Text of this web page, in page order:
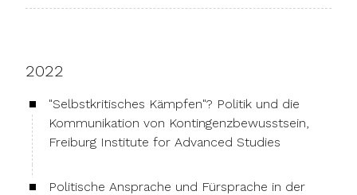
2022
"Selbstkritisches Kämpfen"? Politik und die
Kommunikation von Kontingenzbewusstsein,
Freiburg Institute for Advanced Studies
Politische Ansprache und Fürsprache in der